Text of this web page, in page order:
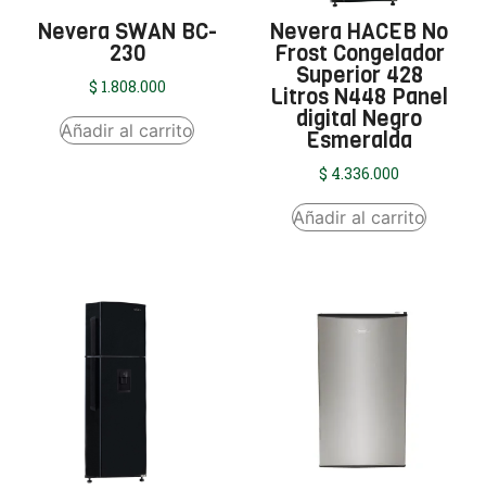
Nevera SWAN BC-
230
$ 1.808.000
Añadir al carrito
Nevera HACEB No
Frost Congelador
Superior 428
Litros N448 Panel
digital Negro
Esmeralda
$ 4.336.000
Añadir al carrito